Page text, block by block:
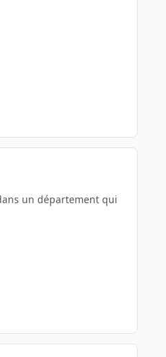
un département qui